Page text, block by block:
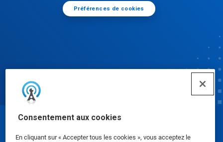
Consentement aux cookies
En cliquant sur « Accepter tous les cookies », vous acceptez le
Préférences de cookies